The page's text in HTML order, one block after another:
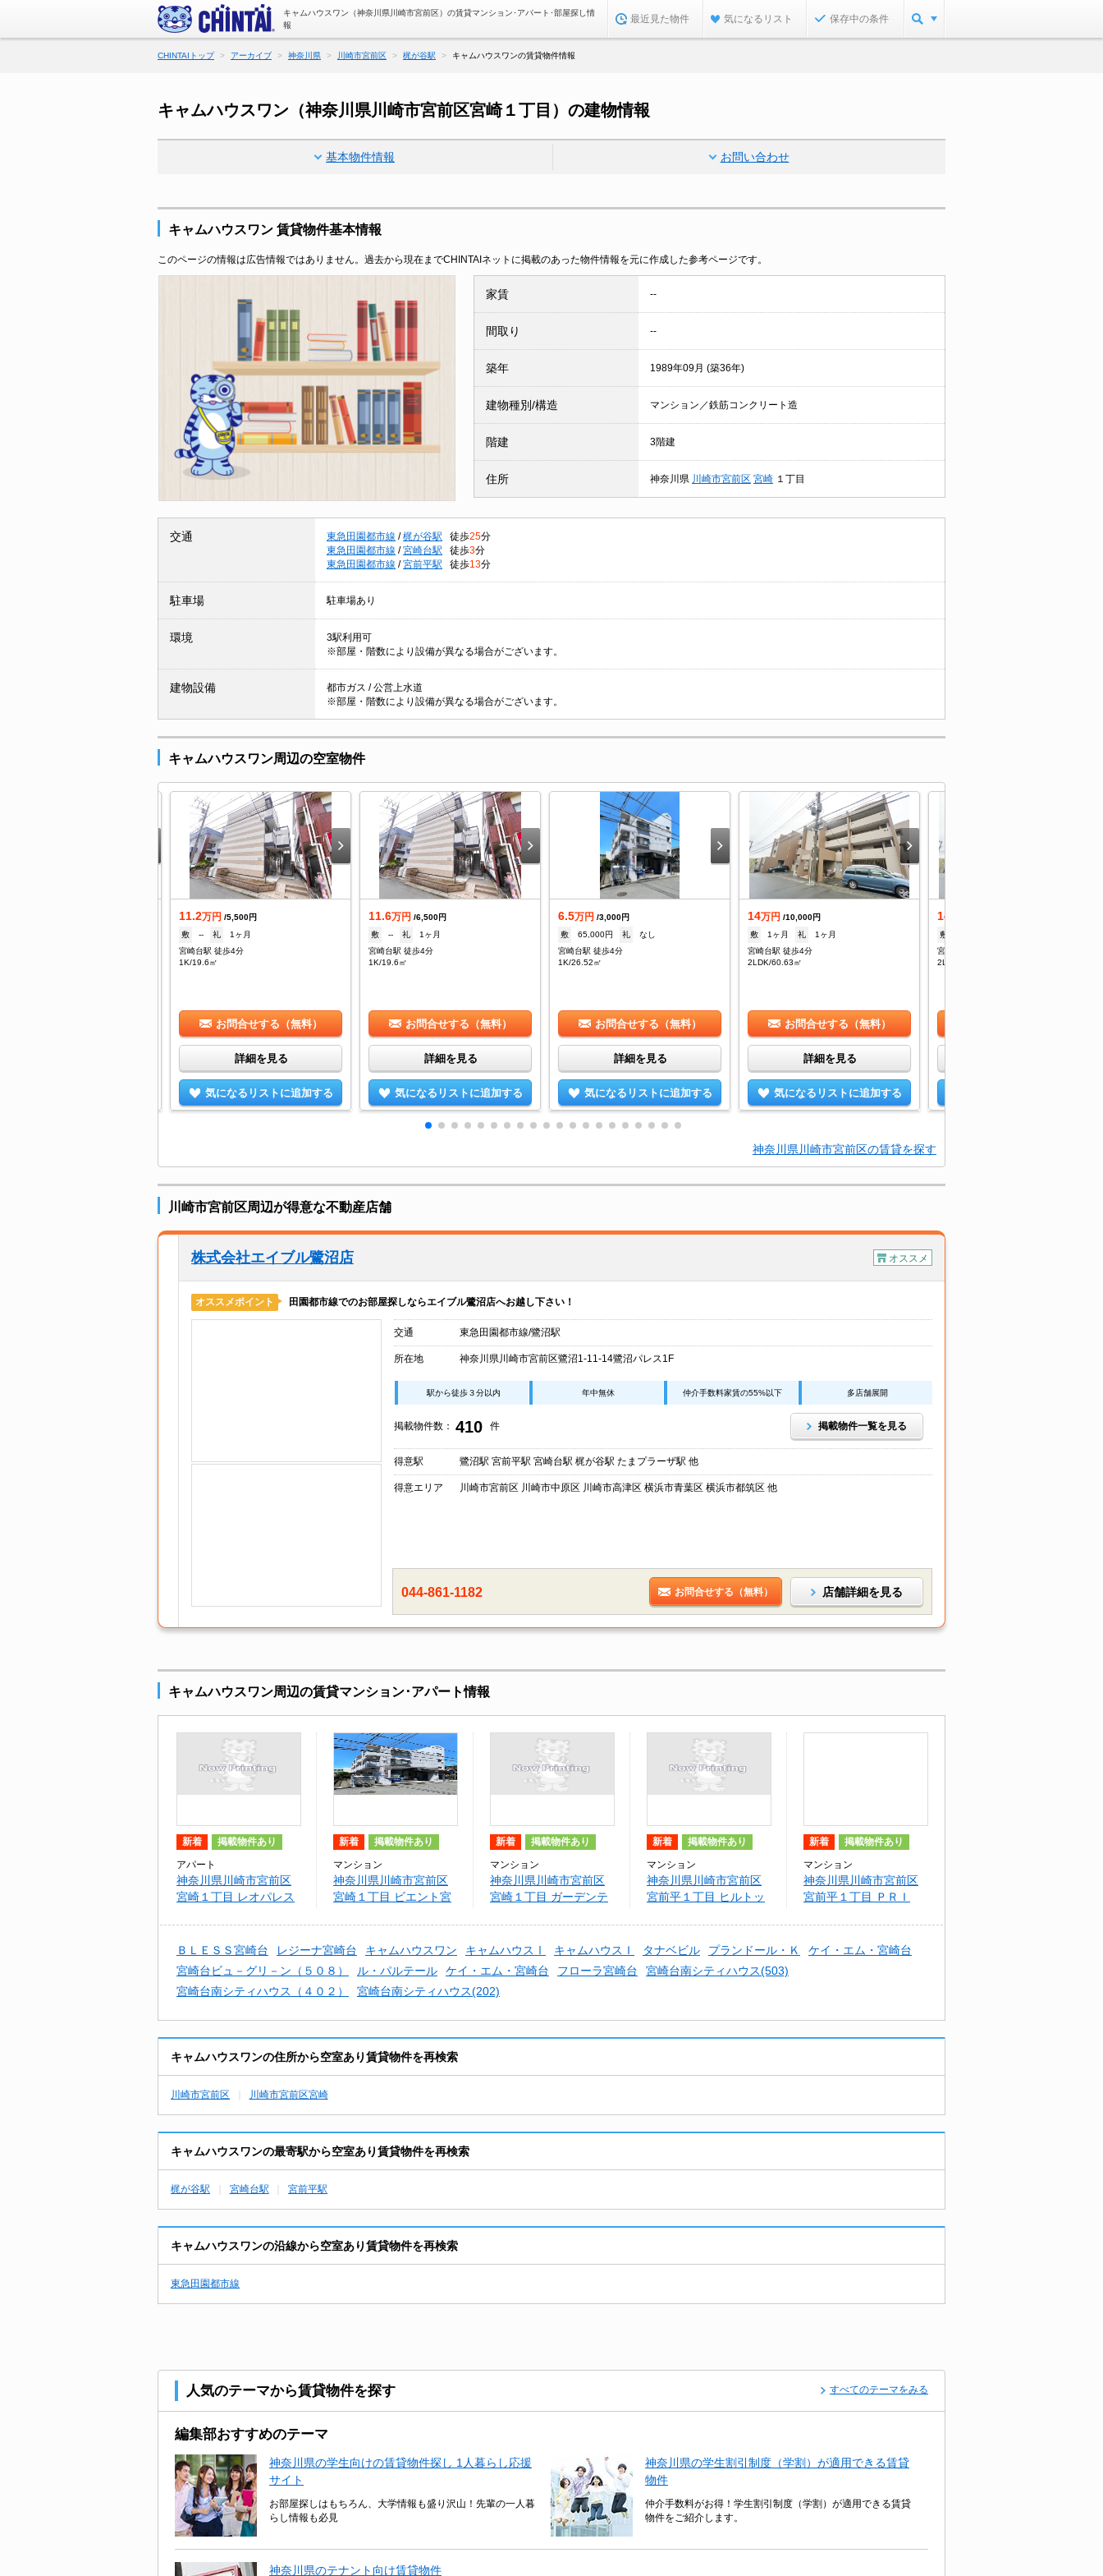
キャムハウスワン（神奈川県川崎市宮前区）の賃貸マンション･アパート･部屋探し情
報
最近見た物件 気になるリスト 保存中の条件
CHINTAIトップ アーカイブ 神奈川県 川崎市宮前区 梶が谷駅 キャムハウスワンの賃貸物件情報
キャムハウスワン（神奈川県川崎市宮前区宮崎１丁目）の建物情報
基本物件情報 お問い合わせ
キャムハウスワン 賃貸物件基本情報
このページの情報は広告情報ではありません。過去から現在までCHINTAIネットに掲載のあった物件情報を元に作成した参考ページです。
家賃 --
間取り --
築年 1989年09月 (築36年)
建物種別/構造 マンション／鉄筋コンクリート造
階建 3階建
住所 神奈川県 川崎市宮前区 宮崎 １丁目
交通 東急田園都市線 / 梶が谷駅 徒歩25分
東急田園都市線 / 宮崎台駅 徒歩3分
東急田園都市線 / 宮前平駅 徒歩13分
駐車場 駐車場あり
環境
3駅利用可
※部屋・階数により設備が異なる場合がございます。
建物設備
都市ガス / 公営上水道
※部屋・階数により設備が異なる場合がございます。
キャムハウスワン周辺の空室物件
11.2万円 /5,500円
敷
-- 礼
1ヶ月
宮崎台駅 徒歩4分
1K/19.6㎡
お問合せする（無料）
詳細を見る
気になるリストに追加する
11.6万円 /6,500円
敷
-- 礼
1ヶ月
宮崎台駅 徒歩4分
1K/19.6㎡
お問合せする（無料）
詳細を見る
気になるリストに追加する
6.5万円 /3,000円
敷
65,000円 礼
なし
宮崎台駅 徒歩4分
1K/26.52㎡
お問合せする（無料）
詳細を見る
気になるリストに追加する
14万円 /10,000円
敷
1ヶ月 礼
1ヶ月
宮崎台駅 徒歩4分
2LDK/60.63㎡
お問合せする（無料）
詳細を見る
気になるリストに追加する
14
敷
宮崎台駅 徒歩4分
2LDK/60.63㎡
神奈川県川崎市宮前区の賃貸を探す
川崎市宮前区周辺が得意な不動産店舗
株式会社エイブル鷺沼店 オススメ
オススメポイント 田園都市線でのお部屋探しならエイブル鷺沼店へお越し下さい！
交通 東急田園都市線/鷺沼駅
所在地 神奈川県川崎市宮前区鷺沼1-11-14鷺沼パレス1F
駅から徒歩３分以内 年中無休 仲介手数料家賃の55%以下 多店舗展開
掲載物件数： 410 件 掲載物件一覧を見る
得意駅 鷺沼駅 宮前平駅 宮崎台駅 梶が谷駅 たまプラーザ駅 他
得意エリア 川崎市宮前区 川崎市中原区 川崎市高津区 横浜市青葉区 横浜市都筑区 他
044-861-1182 お問合せする（無料） 店舗詳細を見る
キャムハウスワン周辺の賃貸マンション･アパート情報
新着 掲載物件あり
アパート
神奈川県川崎市宮前区
宮崎１丁目 レオパレス
新着 掲載物件あり
マンション
神奈川県川崎市宮前区
宮崎１丁目 ビエント宮
新着 掲載物件あり
マンション
神奈川県川崎市宮前区
宮崎１丁目 ガーデンテ
新着 掲載物件あり
マンション
神奈川県川崎市宮前区
宮前平１丁目 ヒルトッ
新着 掲載物件あり
マンション
神奈川県川崎市宮前区
宮前平１丁目 ＰＲＩ
ＢＬＥＳＳ宮崎台 レジーナ宮崎台 キャムハウスワン キャムハウスⅠ キャムハウスＩ タナベビル プランドール・Ｋ
ケイ・エム・宮崎台
宮崎台ビュ－グリ－ン（５０８）
ル・パルテール ケイ・エム・宮崎台 フローラ宮崎台
宮崎台南シティハウス(503)
宮崎台南シティハウス（４０２）
宮崎台南シティハウス(202)
キャムハウスワンの住所から空室あり賃貸物件を再検索
川崎市宮前区 川崎市宮前区宮崎
キャムハウスワンの最寄駅から空室あり賃貸物件を再検索
梶が谷駅 宮崎台駅 宮前平駅
キャムハウスワンの沿線から空室あり賃貸物件を再検索
東急田園都市線
人気のテーマから賃貸物件を探す すべてのテーマをみる
編集部おすすめのテーマ
神奈川県の学生向けの賃貸物件探し 1人暮らし応援
サイト
お部屋探しはもちろん、大学情報も盛り沢山！先輩の一人暮
らし情報も必見
神奈川県の学生割引制度（学割）が適用できる賃貸
物件
仲介手数料がお得！学生割引制度（学割）が適用できる賃貸
物件をご紹介します。
神奈川県のテナント向け賃貸物件